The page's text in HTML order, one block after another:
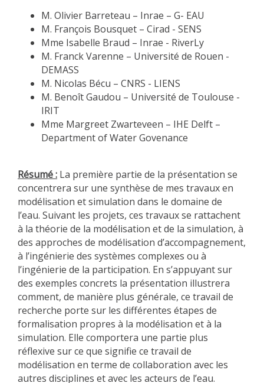
M. Olivier Barreteau – Inrae – G- EAU
M. François Bousquet – Cirad - SENS
Mme Isabelle Braud – Inrae - RiverLy
M. Franck Varenne – Université de Rouen -
DEMASS
M. Nicolas Bécu – CNRS - LIENS
M. Benoît Gaudou – Université de Toulouse -
IRIT
Mme Margreet Zwarteveen – IHE Delft –
Department of Water Govenance
Résumé : La première partie de la présentation se
concentrera sur une synthèse de mes travaux en
modélisation et simulation dans le domaine de
l’eau. Suivant les projets, ces travaux se rattachent
à la théorie de la modélisation et de la simulation, à
des approches de modélisation d’accompagnement,
à l’ingénierie des systèmes complexes ou à
l’ingénierie de la participation. En s’appuyant sur
des exemples concrets la présentation illustrera
comment, de manière plus générale, ce travail de
recherche porte sur les différentes étapes de
formalisation propres à la modélisation et à la
simulation. Elle comportera une partie plus
réflexive sur ce que signifie ce travail de
modélisation en terme de collaboration avec les
autres disciplines et avec les acteurs de l’eau.